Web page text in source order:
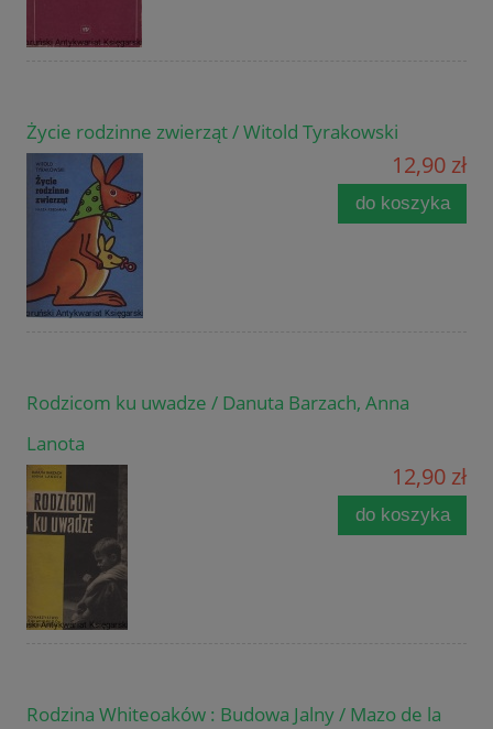
Życie rodzinne zwierząt / Witold Tyrakowski
12,90 zł
do koszyka
Rodzicom ku uwadze / Danuta Barzach, Anna
Lanota
12,90 zł
do koszyka
Rodzina Whiteoaków : Budowa Jalny / Mazo de la